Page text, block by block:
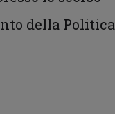
della Politica